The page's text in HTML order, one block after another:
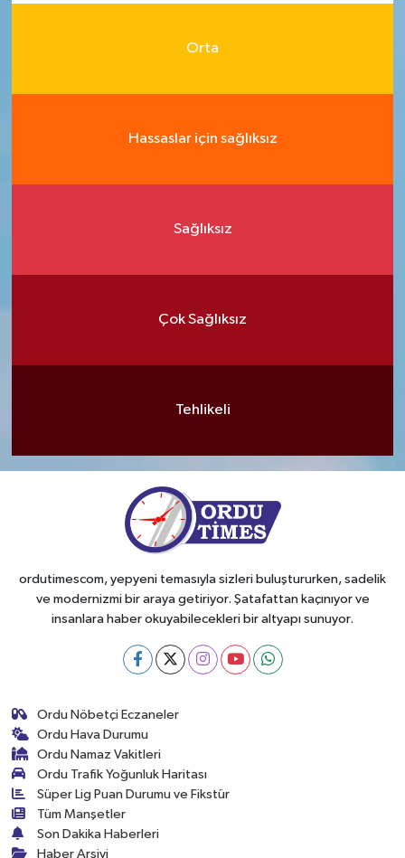
Orta
Hassaslar için sağlıksız
Sağlıksız
Çok Sağlıksız
Tehlikeli
ordutimescom, yepyeni temasıyla sizleri buluştururken, sadelik
ve modernizmi bir araya getiriyor. Şatafattan kaçınıyor ve
insanlara haber okuyabilecekleri bir altyapı sunuyor.
Ordu Nöbetçi Eczaneler
Ordu Hava Durumu
Ordu Namaz Vakitleri
Ordu Trafik Yoğunluk Haritası
Süper Lig Puan Durumu ve Fikstür
Tüm Manşetler
Son Dakika Haberleri
Haber Arşivi